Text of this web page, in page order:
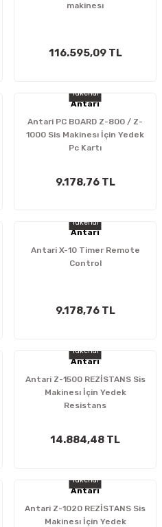
makinesı
116.595,09 TL
Tükendi
Antari
Antari PC BOARD Z-800 / Z-
1000 Sis Makinesı İçin Yedek
Pc Kartı
9.178,76 TL
Tükendi
Antari
Antari X-10 Timer Remote
Control
9.178,76 TL
Tükendi
Antari
Antari Z-1500 REZİSTANS Sis
Makinesı İçin Yedek
Resistans
14.884,48 TL
Tükendi
Antari
Antari Z-1020 REZİSTANS Sis
Makinesı İçin Yedek